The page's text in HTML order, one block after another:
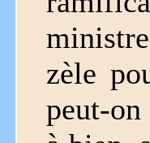
zèle
peut-on